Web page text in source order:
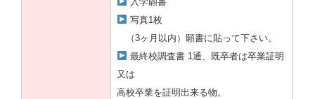
写真1枚
（3ヶ月以内）願書に貼って下さい。
最終校調査書 1通、既卒者は卒業証明
又は
高校卒業を証明出来る物。